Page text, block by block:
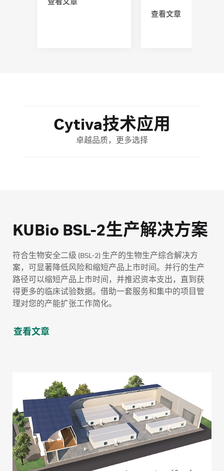
查看文章
查看文章
Cytiva技术应用
卓越品质，更多选择
KUBio BSL-2生产解决方案
符合生物安全二级 (BSL-2) 生产的生物生产综合解决方
案，可显著降低风险和缩短产品上市时间。并行的生产
路径可以缩短产品上市时间，并推迟资本支出，直到获
得更多的临床试验数据。借助一套服务和集中的项目管
理对您的产能扩张工作简化。
查看文章